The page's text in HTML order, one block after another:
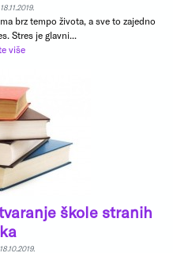
brz tempo života, a sve to zajedno
Stres je glavni...
više
škole stranih